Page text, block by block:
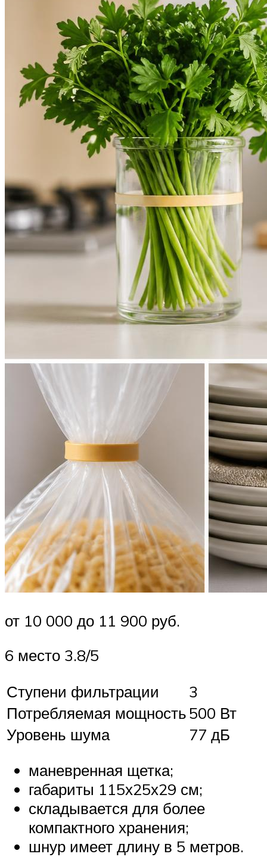
от 10 000 до 11 900 руб.
6 место 3.8/5
Ступени фильтрации
3
Потребляемая мощность500 Вт
Уровень шума
77 дБ
маневренная щетка;
габариты 115х25х29 см;
складывается для более
компактного хранения;
шнур имеет длину в 5 метров.